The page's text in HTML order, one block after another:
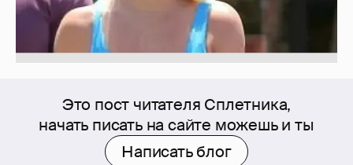
Это пост читателя Сплетника,
начать писать на сайте можешь и ты
Написать блог